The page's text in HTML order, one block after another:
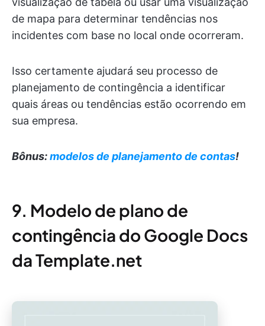
de mapa para determinar tendências nos
incidentes com base no local onde ocorreram.
Isso certamente ajudará seu processo de
planejamento de contingência a identificar
quais áreas ou tendências estão ocorrendo em
sua empresa.
Bônus:modelos de planejamento de contas!
9. Modelo de plano de
contingência do Google Docs
da Template.net